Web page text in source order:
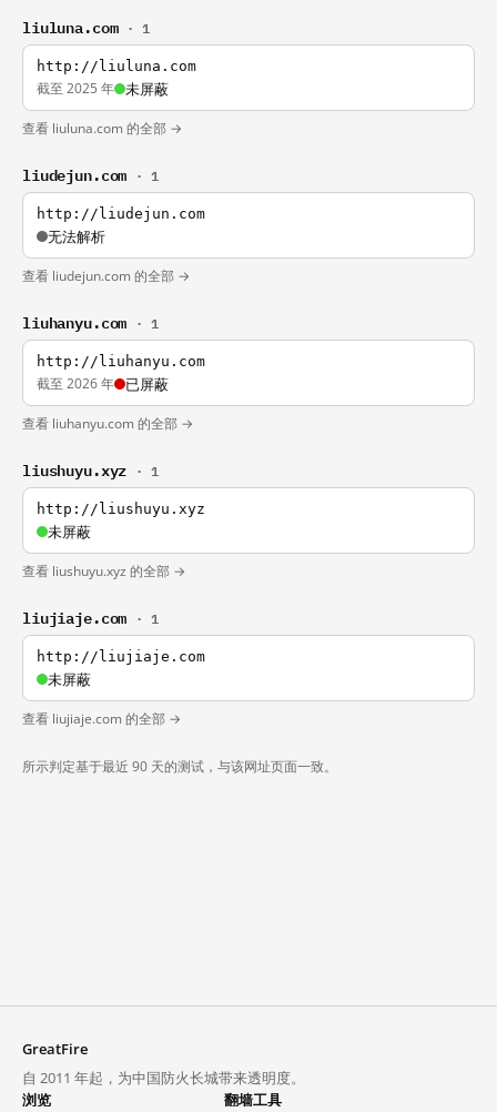
liuluna.com · 1
http://liuluna.com
截至 2025 年 未屏蔽
查看 liuluna.com 的全部 →
liudejun.com · 1
http://liudejun.com
无法解析
查看 liudejun.com 的全部 →
liuhanyu.com · 1
http://liuhanyu.com
截至 2026 年 已屏蔽
查看 liuhanyu.com 的全部 →
liushuyu.xyz · 1
http://liushuyu.xyz
未屏蔽
查看 liushuyu.xyz 的全部 →
liujiaje.com · 1
http://liujiaje.com
未屏蔽
查看 liujiaje.com 的全部 →
所示判定基于最近 90 天的测试，与该网址页面一致。
GreatFire
自 2011 年起，为中国防火长城带来透明度。
浏览
翻墙工具